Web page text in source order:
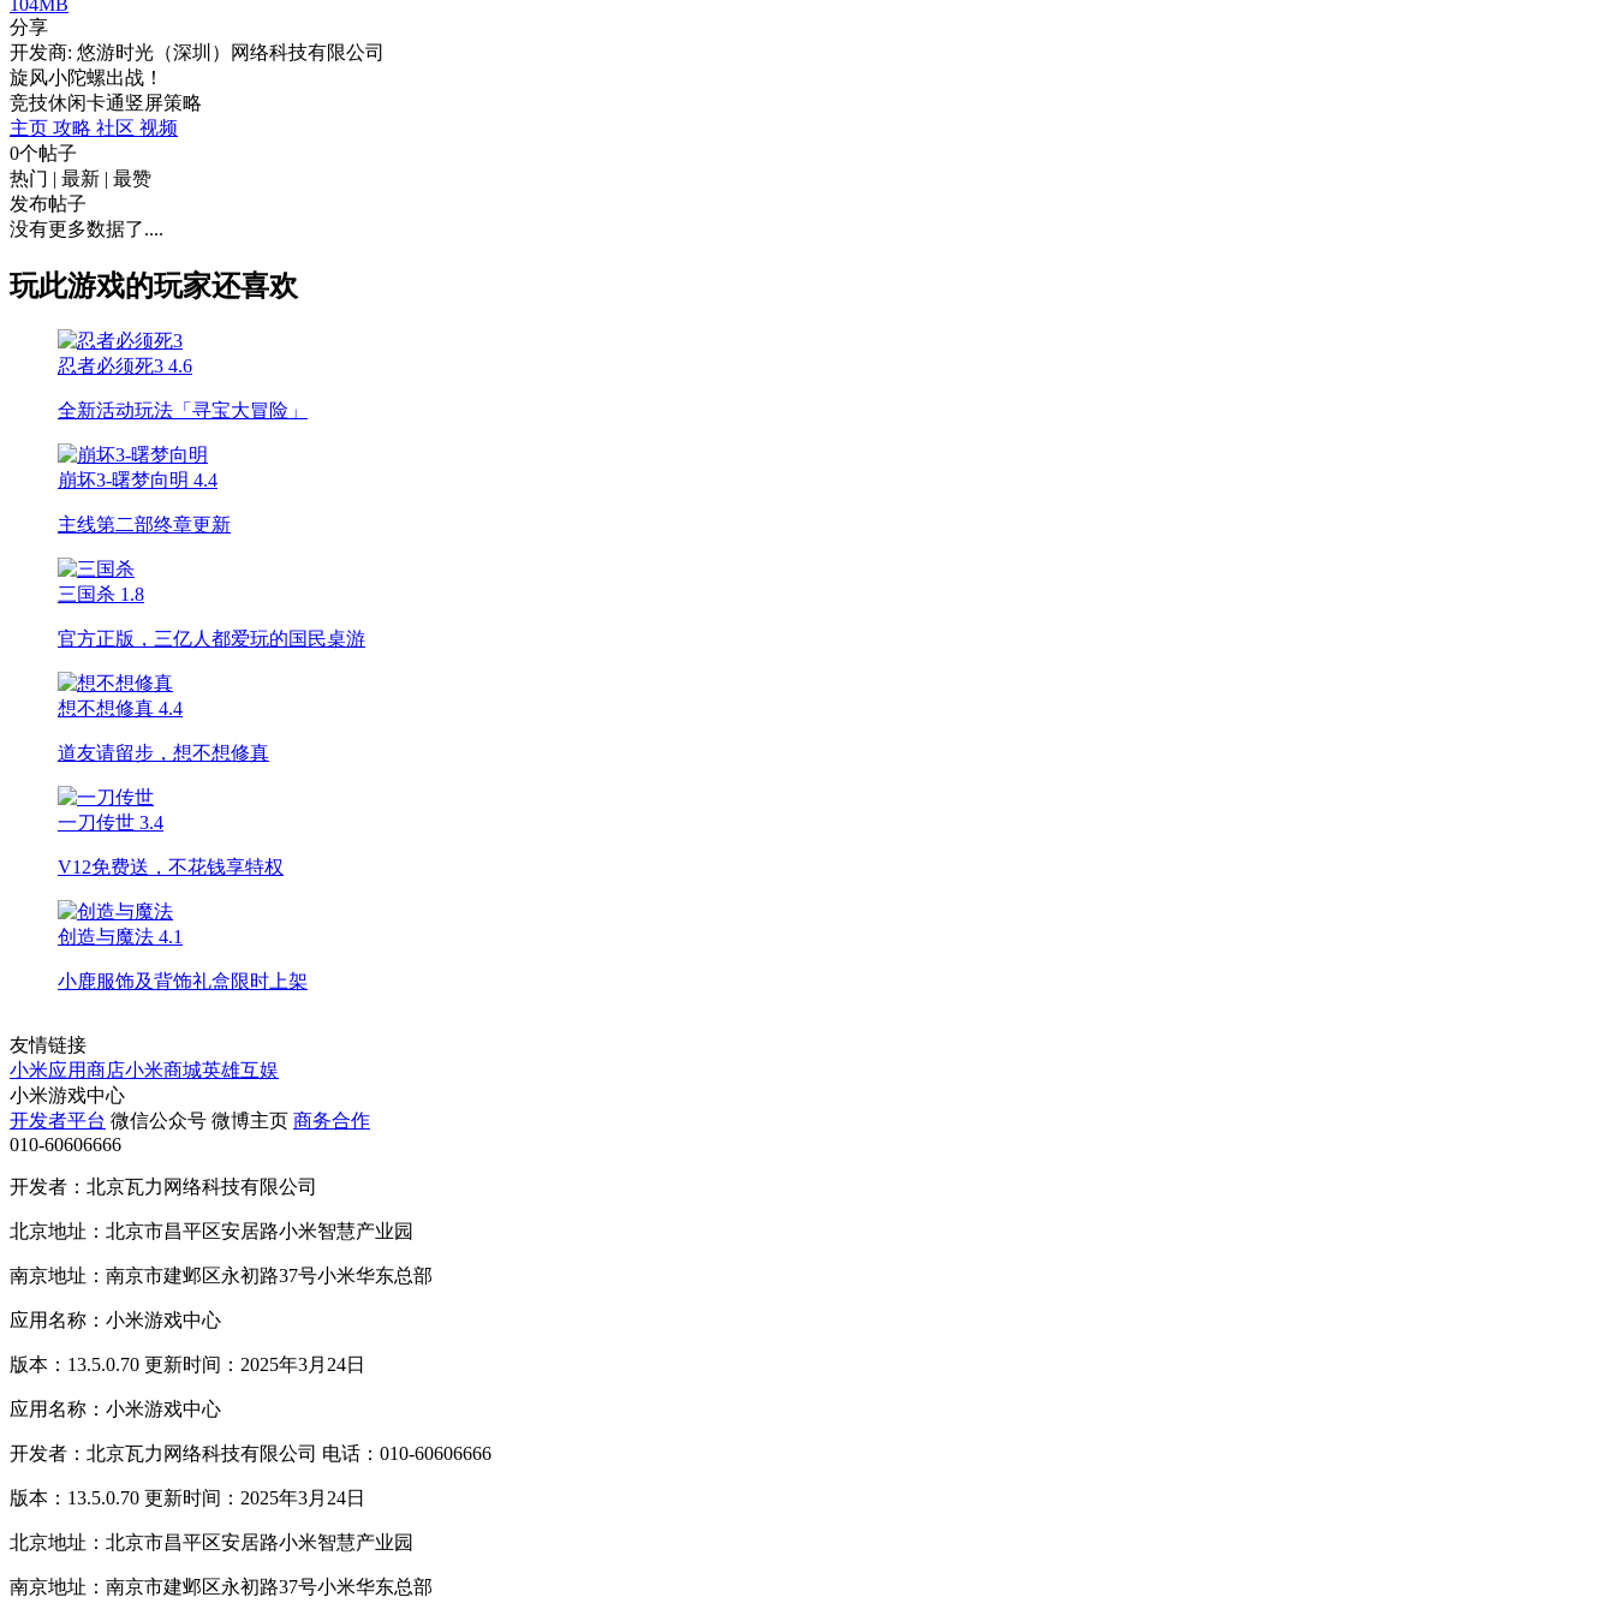
分享
开发商: 悠游时光（深圳）网络科技有限公司
旋风小陀螺出战！
竞技休闲卡通竖屏策略
主页 攻略 社区 视频
0个帖子
热门 | 最新 | 最赞
发布帖子
没有更多数据了....
玩此游戏的玩家还喜欢
忍者必须死3 4.6
全新活动玩法「寻宝大冒险」
崩坏3-曙梦向明 4.4
主线第二部终章更新
三国杀 1.8
官方正版，三亿人都爱玩的国民桌游
想不想修真 4.4
道友请留步，想不想修真
一刀传世 3.4
V12免费送，不花钱享特权
创造与魔法 4.1
小鹿服饰及背饰礼盒限时上架
友情链接
小米应用商店小米商城英雄互娱
小米游戏中心
开发者平台 微信公众号 微博主页 商务合作
010-60606666
开发者：北京瓦力网络科技有限公司
北京地址：北京市昌平区安居路小米智慧产业园
南京地址：南京市建邺区永初路37号小米华东总部
应用名称：小米游戏中心
版本：13.5.0.70 更新时间：2025年3月24日
应用名称：小米游戏中心
开发者：北京瓦力网络科技有限公司 电话：010-60606666
版本：13.5.0.70 更新时间：2025年3月24日
北京地址：北京市昌平区安居路小米智慧产业园
南京地址：南京市建邺区永初路37号小米华东总部